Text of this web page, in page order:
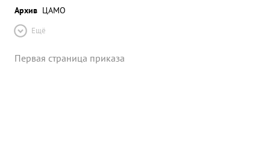
Архив ЦАМО
Ещё
Первая страница приказа